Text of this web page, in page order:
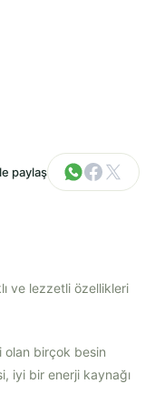
paylaş
ve lezzetli özellikleri
olan birçok besin
iyi bir enerji kaynağı